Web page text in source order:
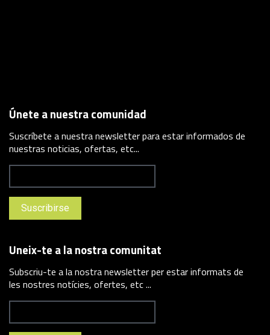
Únete a nuestra comunidad
Suscríbete a nuestra newsletter para estar informados de
nuestras noticias, ofertas, etc...
Uneix-te a la nostra comunitat
Subscriu-te a la nostra newsletter per estar informats de
les nostres notícies, ofertes, etc ...